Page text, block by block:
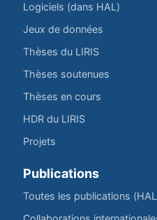
Logiciels (dans HAL)
Jeux de données
Thèses du LIRIS
Thèses soutenues
Thèses en cours
HDR du LIRIS
Projets
Publications
Toutes les publications